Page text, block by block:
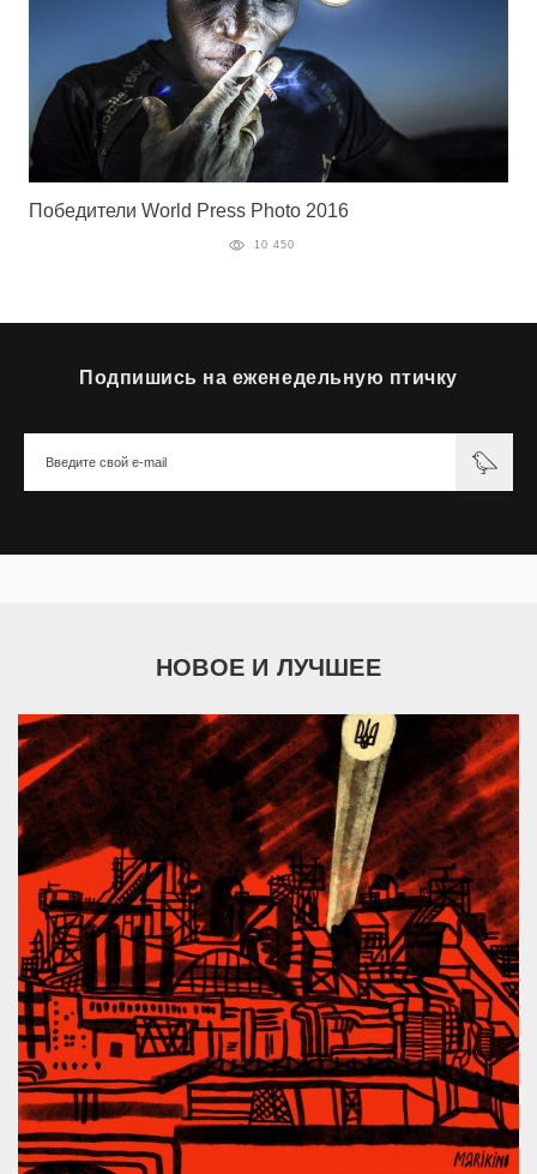
Победители World Press Photo 2016
10 450
Подпишись на еженедельную птичку
НОВОЕ И ЛУЧШЕЕ